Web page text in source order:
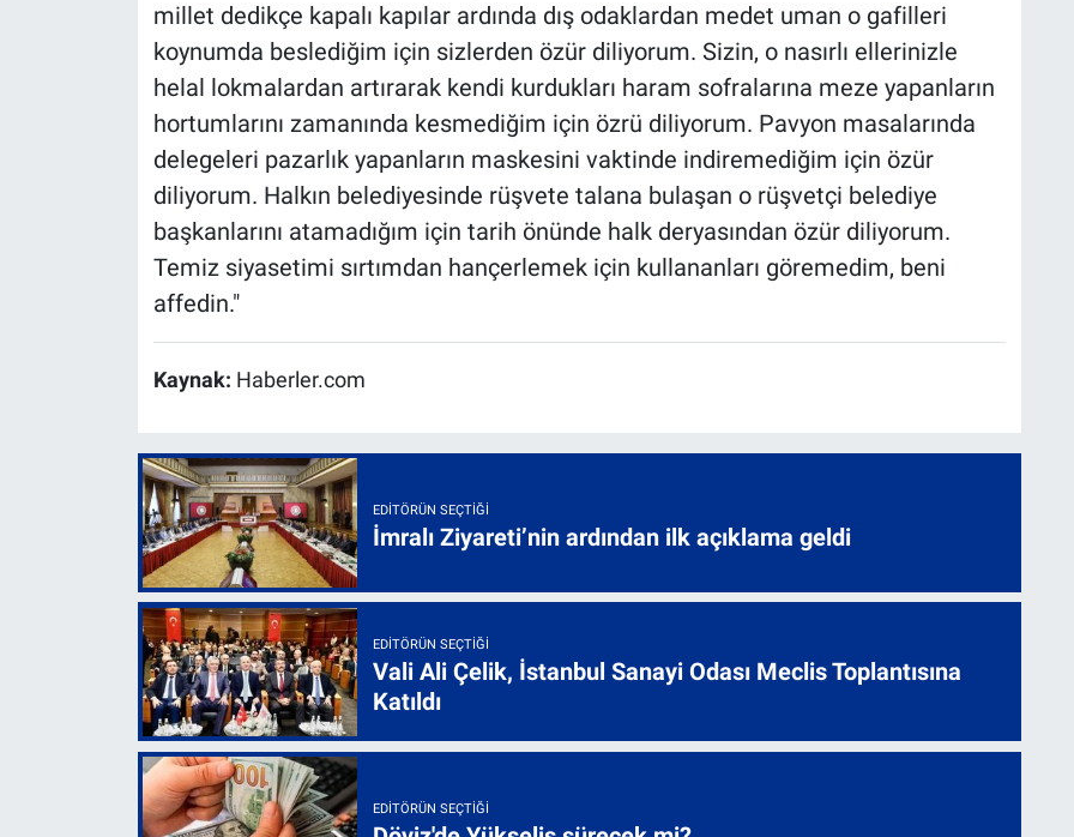
millet dedikçe kapalı kapılar ardında dış odaklardan medet uman o gafilleri
koynumda beslediğim için sizlerden özür diliyorum. Sizin, o nasırlı ellerinizle
helal lokmalardan artırarak kendi kurdukları haram sofralarına meze yapanların
hortumlarını zamanında kesmediğim için özrü diliyorum. Pavyon masalarında
delegeleri pazarlık yapanların maskesini vaktinde indiremediğim için özür
diliyorum. Halkın belediyesinde rüşvete talana bulaşan o rüşvetçi belediye
başkanlarını atamadığım için tarih önünde halk deryasından özür diliyorum.
Temiz siyasetimi sırtımdan hançerlemek için kullananları göremedim, beni
affedin."
Kaynak: Haberler.com
EDITÖRÜN SEÇTIĞI
İmralı Ziyareti’nin ardından ilk açıklama geldi
EDITÖRÜN SEÇTIĞI
Vali Ali Çelik, İstanbul Sanayi Odası Meclis Toplantısına
Katıldı
EDITÖRÜN SEÇTIĞI